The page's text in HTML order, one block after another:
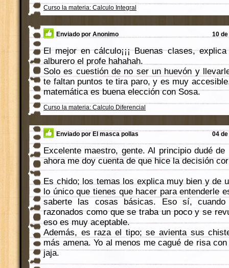
Curso la materia: Calculo Integral
Enviado por Anonimo 10
El mejor en cálculo¡¡¡ Buenas clases,
alburero el profe hahahah.
Solo es cuestión de no ser un huevón y
te faltan puntos te tira paro, y es muy
matemática es buena elección con Sosa.
Curso la materia: Calculo Diferencial
Enviado por El masca pollas 04
Excelente maestro, gente. Al principio dudé
ahora me doy cuenta de que hice la decisión
Es chido; los temas los explica muy bien y de
lo único que tienes que hacer para entenderle
saberte las cosas básicas. Eso sí, cuando
razonados como que se traba un poco y se
eso es muy aceptable.
Además, es raza el tipo; se avienta sus
más amena. Yo al menos me cagué de risa
jaja.